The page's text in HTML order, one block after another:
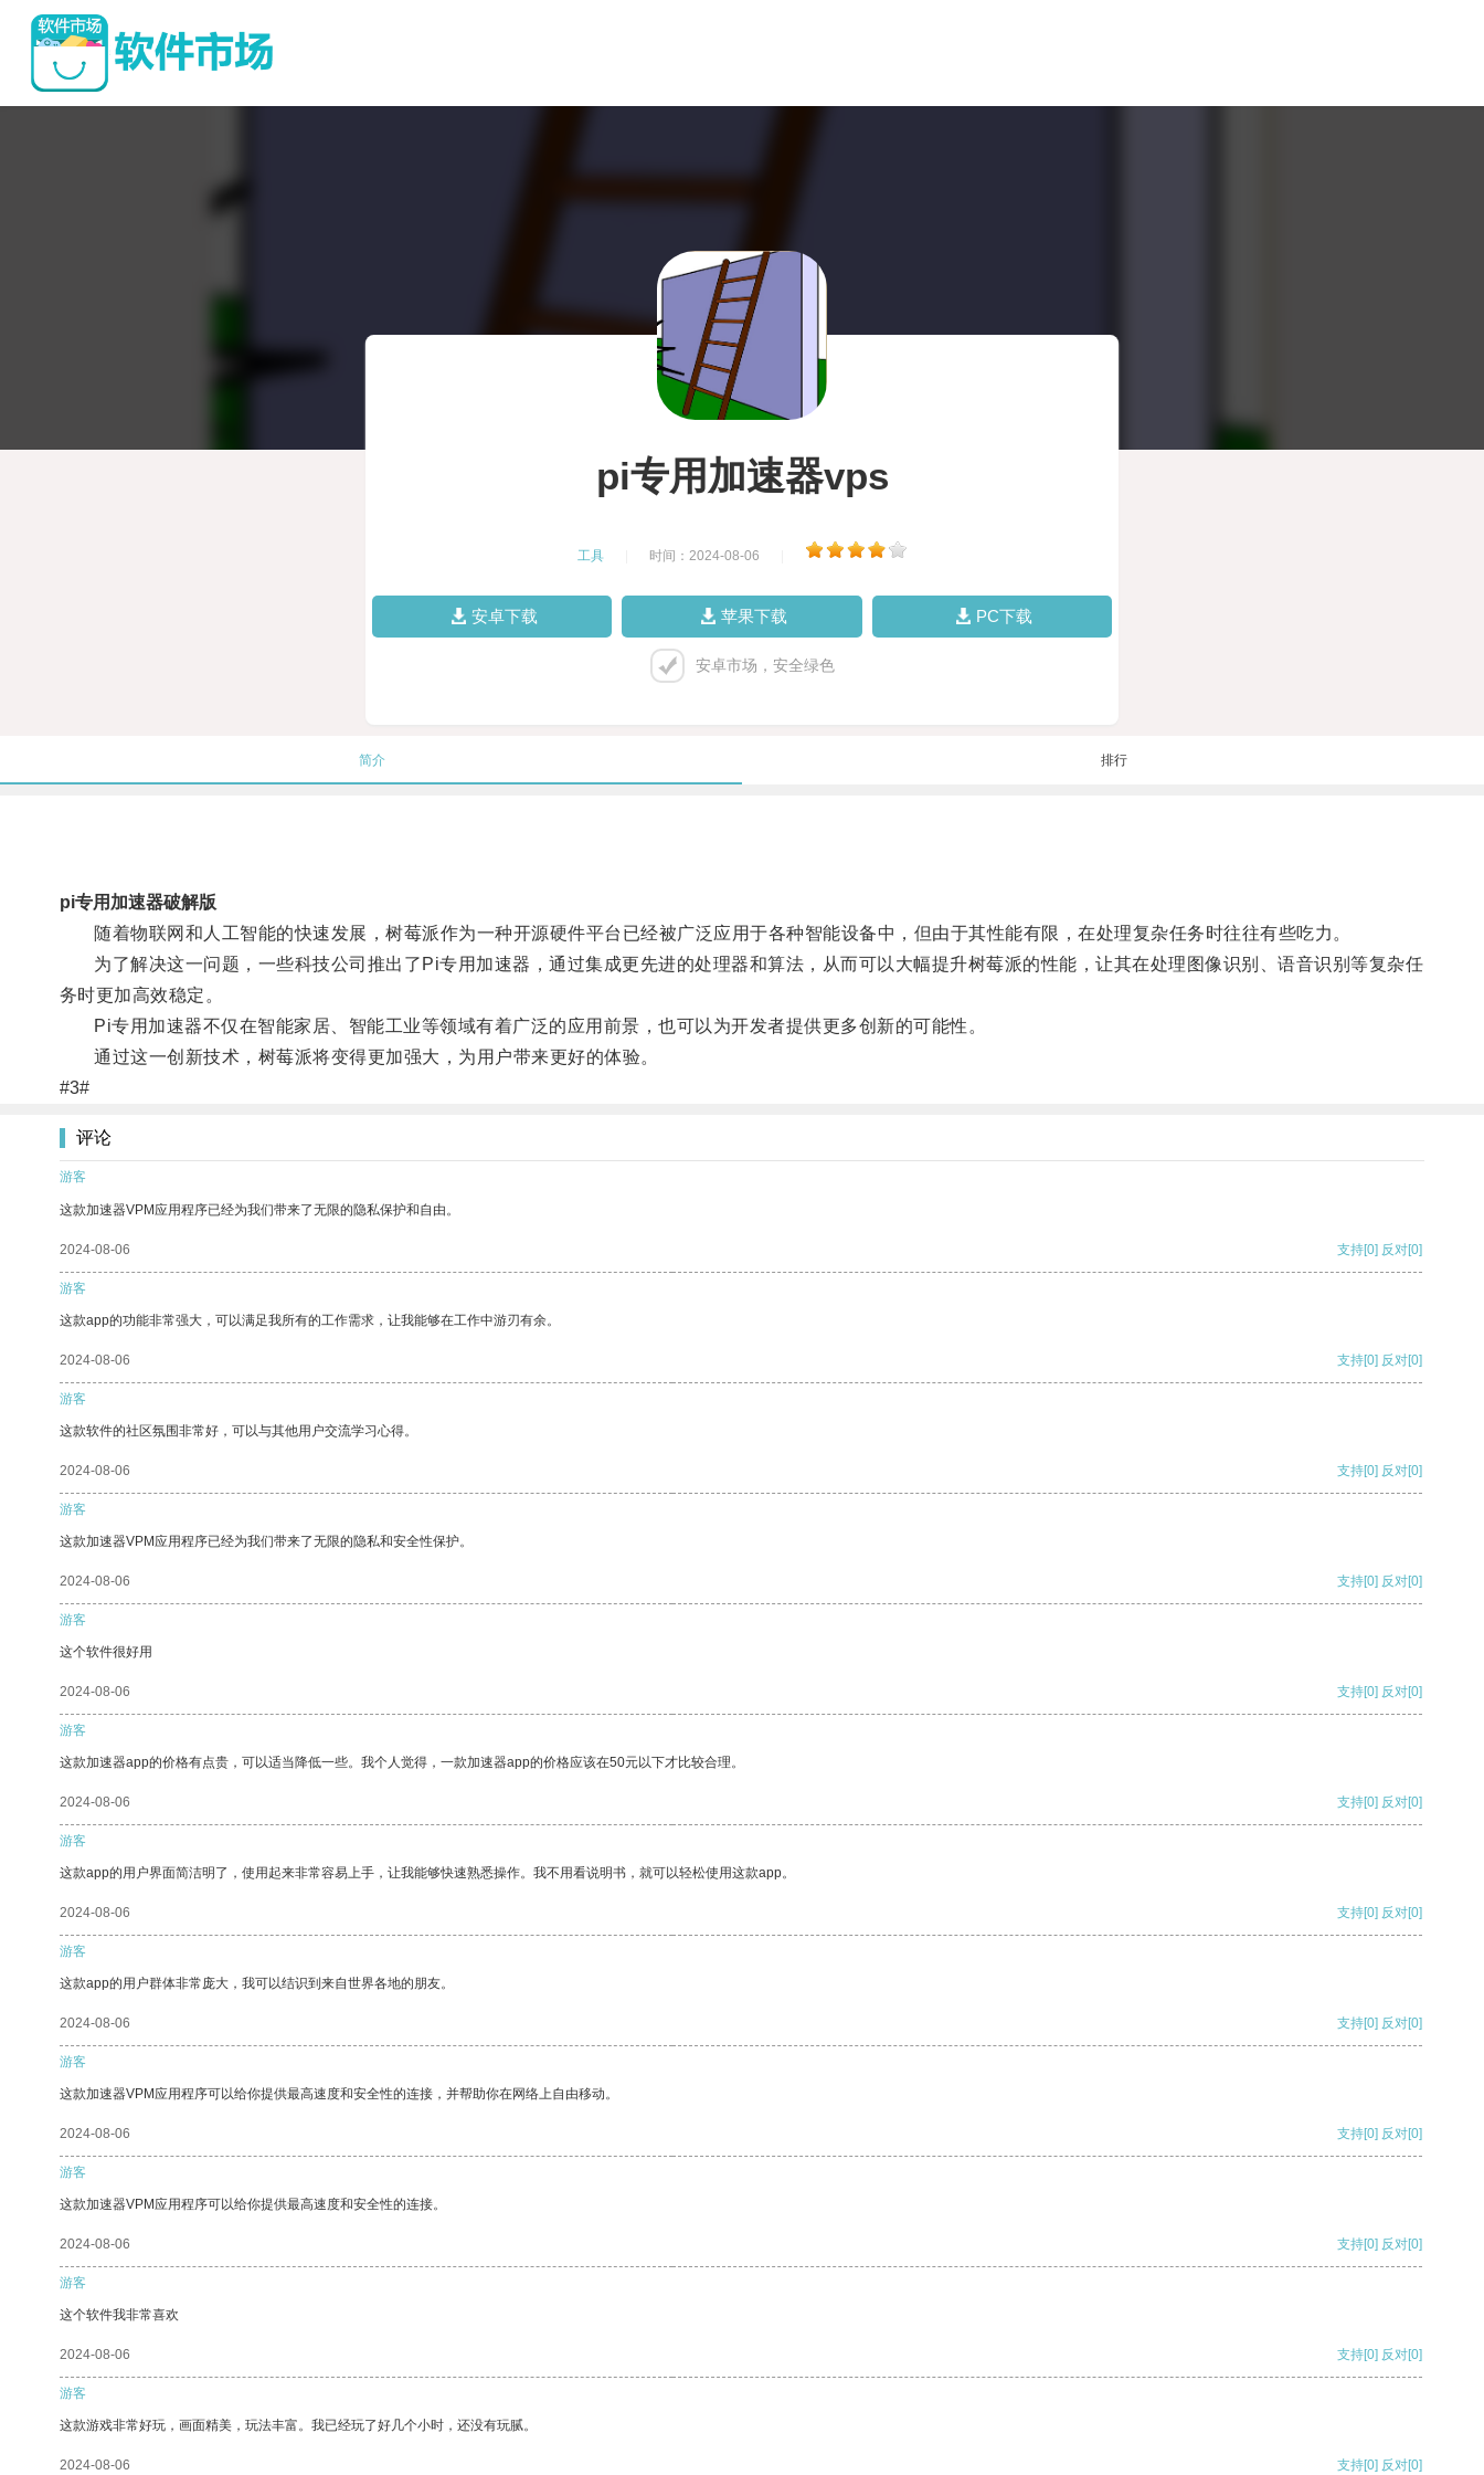
pi专用加速器vps
工具 时间：2024-08-06
安卓下载 苹果下载 PC下载
安卓市场，安全绿色
简介 排行
pi专用加速器破解版
随着物联网和人工智能的快速发展，树莓派作为一种开源硬件平台已经被广泛应用于各种智能设备中，但由于其性能有限，在处理复杂任务时往往有些吃力。
为了解决这一问题，一些科技公司推出了Pi专用加速器，通过集成更先进的处理器和算法，从而可以大幅提升树莓派的性能，让其在处理图像识别、语音识别等复杂任
务时更加高效稳定。
Pi专用加速器不仅在智能家居、智能工业等领域有着广泛的应用前景，也可以为开发者提供更多创新的可能性。
通过这一创新技术，树莓派将变得更加强大，为用户带来更好的体验。
#3#
评论
游客
这款加速器VPM应用程序已经为我们带来了无限的隐私保护和自由。
2024-08-06 支持[0] 反对[0]
游客
这款app的功能非常强大，可以满足我所有的工作需求，让我能够在工作中游刃有余。
2024-08-06 支持[0] 反对[0]
游客
这款软件的社区氛围非常好，可以与其他用户交流学习心得。
2024-08-06 支持[0] 反对[0]
游客
这款加速器VPM应用程序已经为我们带来了无限的隐私和安全性保护。
2024-08-06 支持[0] 反对[0]
游客
这个软件很好用
2024-08-06 支持[0] 反对[0]
游客
这款加速器app的价格有点贵，可以适当降低一些。我个人觉得，一款加速器app的价格应该在50元以下才比较合理。
2024-08-06 支持[0] 反对[0]
游客
这款app的用户界面简洁明了，使用起来非常容易上手，让我能够快速熟悉操作。我不用看说明书，就可以轻松使用这款app。
2024-08-06 支持[0] 反对[0]
游客
这款app的用户群体非常庞大，我可以结识到来自世界各地的朋友。
2024-08-06 支持[0] 反对[0]
游客
这款加速器VPM应用程序可以给你提供最高速度和安全性的连接，并帮助你在网络上自由移动。
2024-08-06 支持[0] 反对[0]
游客
这款加速器VPM应用程序可以给你提供最高速度和安全性的连接。
2024-08-06 支持[0] 反对[0]
游客
这个软件我非常喜欢
2024-08-06 支持[0] 反对[0]
游客
这款游戏非常好玩，画面精美，玩法丰富。我已经玩了好几个小时，还没有玩腻。
2024-08-06 支持[0] 反对[0]